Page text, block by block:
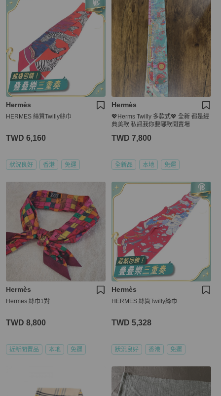
Hermès
HERMES 絲質Twilly絲巾
TWD 6,160
狀況良好 香港 免運
Hermès
💖Herms Twilly 多款式💖 全新 都是經
典美款 私訊我你要哪款開賣場
TWD 7,800
全新品 本地 免運
Hermès
Hermes 絲巾1對
TWD 8,800
近新閒置品 本地 免運
Hermès
HERMES 絲質Twilly絲巾
TWD 5,328
狀況良好 香港 免運